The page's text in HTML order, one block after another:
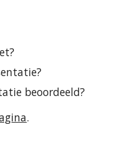
beoordeeld?
.